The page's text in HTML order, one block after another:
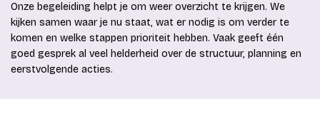
Onze begeleiding helpt je om weer overzicht te krijgen. We
kijken samen waar je nu staat, wat er nodig is om verder te
komen en welke stappen prioriteit hebben. Vaak geeft één
goed gesprek al veel helderheid over de structuur, planning en
eerstvolgende acties.